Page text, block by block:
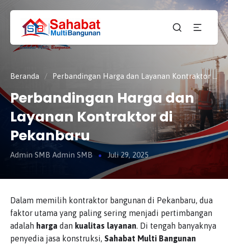
CV.
SAHABAT
MULTI
BANGUNAN
Sahabat
Pembangunan Anda
Beranda / Perbandingan Harga dan Layanan Kontraktor di Pekanbaru
Perbandingan Harga dan
Layanan Kontraktor di
Pekanbaru
Admin SMB Admin SMB Juli 29, 2025
Dalam memilih kontraktor bangunan di Pekanbaru, dua
faktor utama yang paling sering menjadi pertimbangan
adalah harga dan kualitas layanan. Di tengah banyaknya
penyedia jasa konstruksi, Sahabat Multi Bangunan